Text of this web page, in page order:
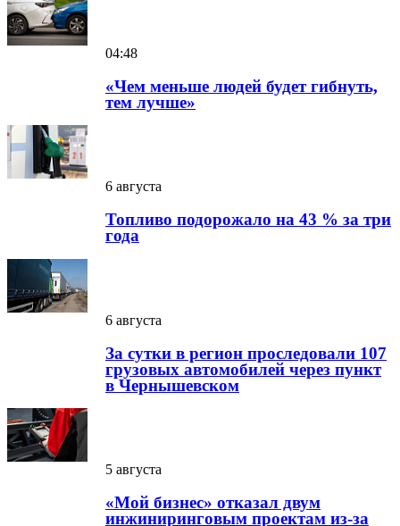
04:48
«Чем меньше людей будет гибнуть,
тем лучше»
6 августа
Топливо подорожало на 43 % за три
года
6 августа
За сутки в регион проследовали 107
грузовых автомобилей через пункт
в Чернышевском
5 августа
«Мой бизнес» отказал двум
инжиниринговым проектам из-за